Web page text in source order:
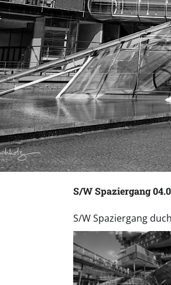
S/W Spaziergang
S/W Spaziergang